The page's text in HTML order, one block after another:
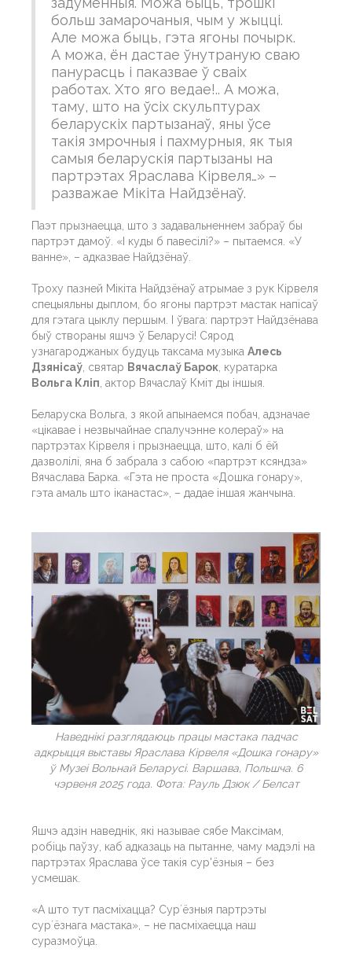
больш замарочаныя, чым у жыцці.
Але можа быць, гэта ягоны почырк.
А можа, ён дастае ўнутраную сваю
панурасць і паказвае ў сваіх
работах. Хто яго ведае!.. А можа,
таму, што на ўсіх скульптурах
беларускіх партызанаў, яны ўсе
такія змрочныя і пахмурныя, як тыя
самыя беларускія партызаны на
партрэтах Яраслава Кірвеля…» –
разважае Мікіта Найдзёнаў.
Паэт прызнаецца, што з задавальненнем забраў бы
партрэт дамоў. «І куды б павесілі?» – пытаемся. «У
ванне», – адказвае Найдзёнаў.
Троху пазней Мікіта Найдзёнаў атрымае з рук Кірвеля
спецыяльны дыплом, бо ягоны партрэт мастак напісаў
для гэтага цыклу першым. І ўвага: партрэт Найдзёнава
быў створаны яшчэ ў Беларусі! Сярод
узнагароджаных будуць таксама музыка Алесь
Дзянісаў , святар Вячаслаў Барок , куратарка
Вольга Кліп , актор Вячаслаў Кміт ды іншыя.
Беларуска Вольга, з якой апынаемся побач, адзначае
«цікавае і незвычайнае спалучэнне колераў» на
партрэтах Кірвеля і прызнаецца, што, калі б ёй
дазволілі, яна б забрала з сабою «партрэт ксяндза»
Вячаслава Барка. «Гэта не проста «Дошка гонару»,
гэта амаль што іканастас», – дадае іншая жанчына.
Наведнікі разглядаюць працы мастака падчас
адкрыцця выставы Яраслава Кірвеля «Дошка гонару»
ў Музеі Вольнай Беларусі. Варшава, Польшча. 6
чэрвеня 2025 года. Фота: Рауль Дзюк / Белсат
Яшчэ адзін наведнік, які называе сябе Максімам,
робіць паўзу, каб адказаць на пытанне, чаму мадэлі на
партрэтах Яраслава ўсе такія сур'ёзныя – без
усмешак.
«А што тут пасміхацца? Сурʼёзныя партрэты
сурʼёзнага мастака», – не пасміхаецца наш
суразмоўца.